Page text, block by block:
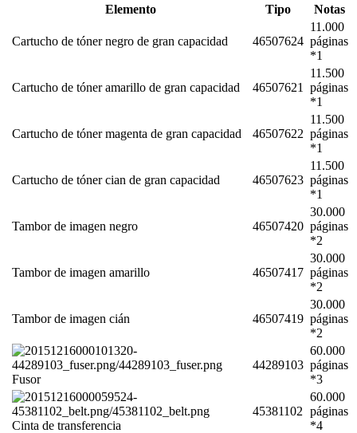
Elemento Tipo Notas
Cartucho de tóner negro de gran capacidad 46507624
11.000
páginas
*1
Cartucho de tóner amarillo de gran capacidad 46507621
11.500
páginas
*1
Cartucho de tóner magenta de gran capacidad 46507622
11.500
páginas
*1
Cartucho de tóner cian de gran capacidad 46507623
11.500
páginas
*1
Tambor de imagen negro 46507420
30.000
páginas
*2
Tambor de imagen amarillo 46507417
30.000
páginas
*2
Tambor de imagen cián 46507419
30.000
páginas
*2
Fusor
44289103
60.000
páginas
*3
Cinta de transferencia
45381102
60.000
páginas
*4